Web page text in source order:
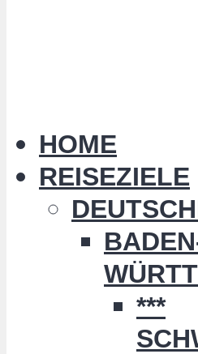
HOME
REISEZIELE
***